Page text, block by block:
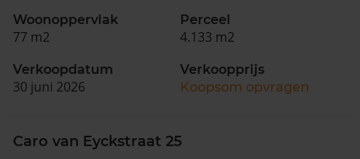
Woonoppervlak
77 m2
Perceel
4.133 m2
Verkoopdatum
30 juni 2026
Verkoopprijs
Koopsom opvragen
Caro van Eyckstraat 25